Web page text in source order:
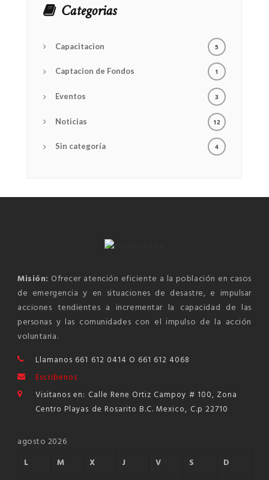
Categorias
Capacitacion 5
Captacion de Fondos 1
Eventos 3
Noticias 12
Sin categoría 4
Misión: Ofrecer atención eficiente a la población en casos
de emergencia y en situaciones de desastre, e impulsar
acciones tendientes a incrementar la capacidad de las
personas y las comunidades con el impulso de la acción
voluntaria.
Llamanos 661 612 0414 O 661 612 4068
Escribenos
Visitanos en: Calle Rene Ortiz Campoy # 100, Zona
Centro Playas de Rosarito B.C. Mexico, C.p 22710
agosto 2026
L
M X J V S
D